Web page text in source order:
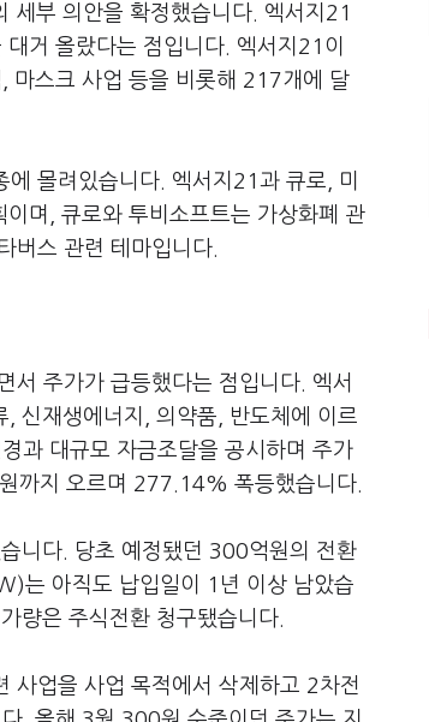
세부 의안을 확정했습니다. 엑서지21
거 올랐다는 점입니다. 엑서지21이
마스크 사업 등을 비롯해 217개에 달
몰려있습니다. 엑서지21과 큐로, 미
며, 큐로와 투비소프트는 가상화폐 관
버스 관련 테마입니다.
서 주가가 급등했다는 점입니다. 엑서
신재생에너지, 의약품, 반도체에 이르
과 대규모 자금조달을 공시하며 주가
까지 오르며 277.14% 폭등했습니다.
니다. 당초 예정됐던 300억원의 전환
는 아직도 납입일이 1년 이상 남았습
량은 주식전환 청구됐습니다.
사업을 사업 목적에서 삭제하고 2차전